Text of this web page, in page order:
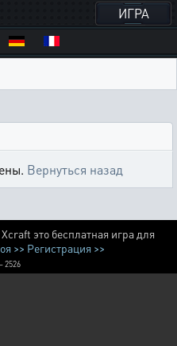
ИГРА
Вернуться назад
это бесплатная игра для
>> Регистрация >>
2526